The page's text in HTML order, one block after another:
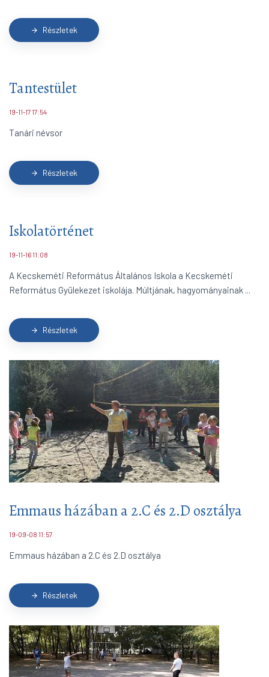
arrow_forward Részletek
Tantestület
19-11-17 17:54
Tanári névsor
arrow_forward Részletek
Iskolatörténet
19-11-16 11:08
A Kecskeméti Református Általános Iskola a Kecskeméti
Református Gyülekezet iskolája. Múltjának, hagyományainak ...
arrow_forward Részletek
Emmaus házában a 2.C és 2.D osztálya
19-09-08 11:57
Emmaus házában a 2.C és 2.D osztálya
arrow_forward Részletek